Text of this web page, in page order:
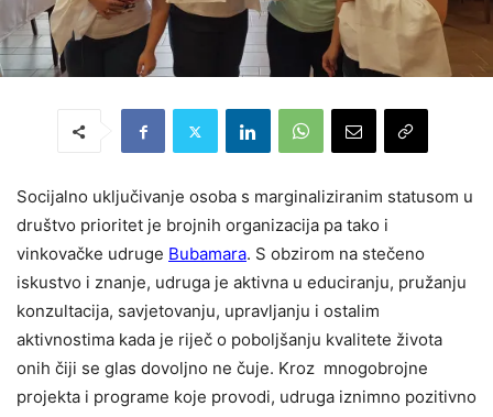
Socijalno uključivanje osoba s marginaliziranim statusom u
društvo prioritet je brojnih organizacija pa tako i
vinkovačke udruge Bubamara. S obzirom na stečeno
iskustvo i znanje, udruga je aktivna u educiranju, pružanju
konzultacija, savjetovanju, upravljanju i ostalim
aktivnostima kada je riječ o poboljšanju kvalitete života
onih čiji se glas dovoljno ne čuje. Kroz mnogobrojne
projekta i programe koje provodi, udruga iznimno pozitivno